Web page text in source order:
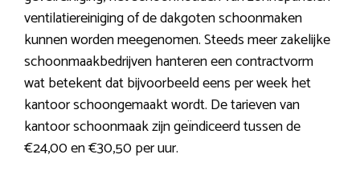
ventilatiereiniging of de dakgoten schoonmaken
kunnen worden meegenomen. Steeds meer zakelijke
schoonmaakbedrijven hanteren een contractvorm
wat betekent dat bijvoorbeeld eens per week het
kantoor schoongemaakt wordt. De tarieven van
kantoor schoonmaak zijn geïndiceerd tussen de
€24,00 en €30,50 per uur.